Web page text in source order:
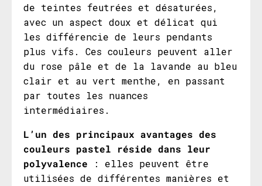
de teintes feutrées et désaturées,
avec un aspect doux et délicat qui
les différencie de leurs pendants
plus vifs. Ces couleurs peuvent aller
du rose pâle et de la lavande au bleu
clair et au vert menthe, en passant
par toutes les nuances
intermédiaires.
L’un des principaux avantages des
couleurs pastel réside dans leur
polyvalence : elles peuvent être
utilisées de différentes manières et